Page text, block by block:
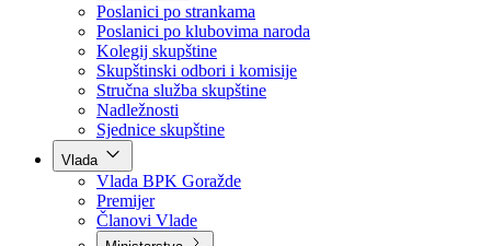
Skupština
Skupština BPK Goražde
Rukovodstvo
Poslanici po strankama
Poslanici po klubovima naroda
Kolegij skupštine
Skupštinski odbori i komisije
Stručna služba skupštine
Nadležnosti
Sjednice skupštine
Vlada
Vlada BPK Goražde